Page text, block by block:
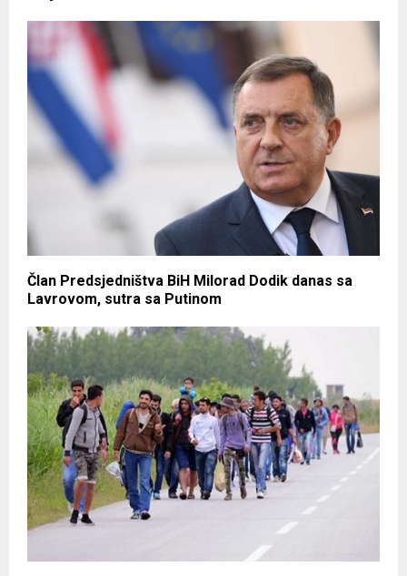
Član Predsjedništva BiH Milorad Dodik danas sa
Lavrovom, sutra sa Putinom